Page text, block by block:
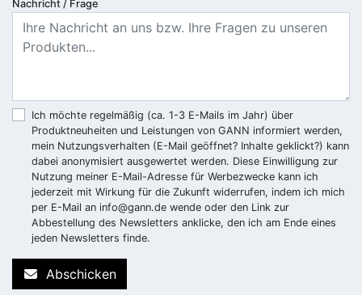
Nachricht / Frage
Ich möchte regelmäßig (ca. 1-3 E-Mails im Jahr) über
Produktneuheiten und Leistungen von GANN informiert werden,
mein Nutzungsverhalten (E-Mail geöffnet? Inhalte geklickt?) kann
dabei anonymisiert ausgewertet werden. Diese Einwilligung zur
Nutzung meiner E-Mail-Adresse für Werbezwecke kann ich
jederzeit mit Wirkung für die Zukunft widerrufen, indem ich mich
per E-Mail an info@gann.de wende oder den Link zur
Abbestellung des Newsletters anklicke, den ich am Ende eines
jeden Newsletters finde.
Abschicken